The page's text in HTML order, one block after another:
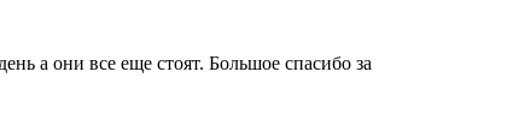
а они все еще стоят. Большое спасибо за